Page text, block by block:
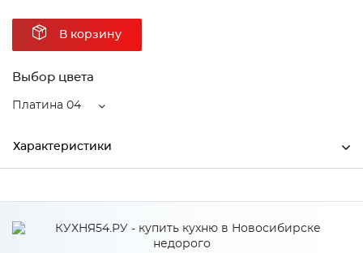
В корзину
Выбор цвета
Платина 04
Характеристики
Глубина 47.5